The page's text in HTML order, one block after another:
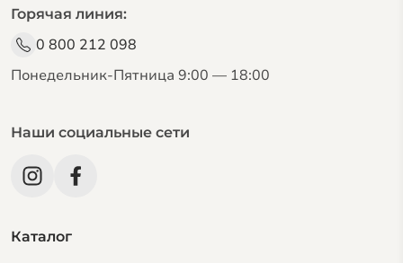
Горячая линия:
0 800 212 098
Понедельник-Пятница 9:00 — 18:00
Наши социальные сети
Каталог